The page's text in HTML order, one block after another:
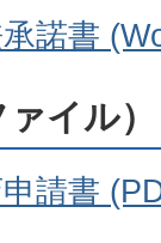
諾書
イル）
請書